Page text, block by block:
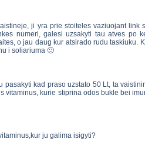
ji yra prie stoiteles vaziuojant link
numeri, galesi uzsakyti tau atves po
o jau daug kur atsirado rudu taskiuku.
i soliariuma 🙂
pasakyti kad praso uzstato 50 Lt, ta
vitaminus, kurie stiprina odos bukle bei
ju galima isigyti?